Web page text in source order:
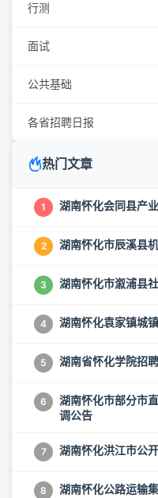
行测
面试
公共基础
各省招聘日报
热门文章
1 湖南怀化会同县产
2 湖南怀化市辰溪县
3 湖南怀化市溆浦县
4 湖南怀化袁家镇城
5 湖南省怀化学院招
6
湖南怀化市部分市
调公告
7 湖南怀化洪江市公
8 湖南怀化公路运输